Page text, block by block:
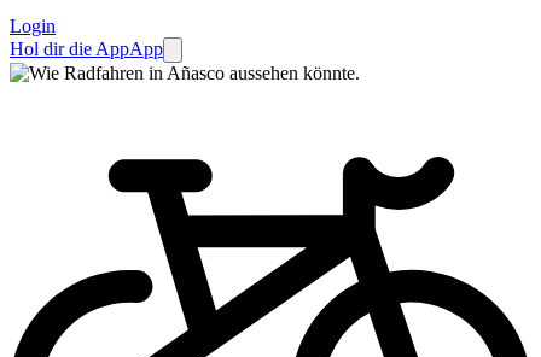
Login
Hol dir die AppApp